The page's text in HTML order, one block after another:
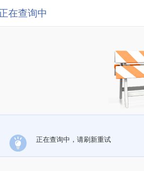
在查询中
正在查询中，请刷新重试